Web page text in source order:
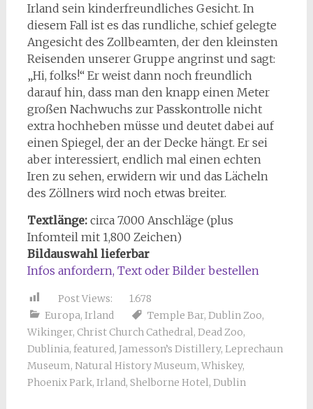
Irland sein kinderfreundliches Gesicht. In
diesem Fall ist es das rundliche, schief gelegte
Angesicht des Zollbeamten, der den kleinsten
Reisenden unserer Gruppe angrinst und sagt:
„Hi, folks!“ Er weist dann noch freundlich
darauf hin, dass man den knapp einen Meter
großen Nachwuchs zur Passkontrolle nicht
extra hochheben müsse und deutet dabei auf
einen Spiegel, der an der Decke hängt. Er sei
aber interessiert, endlich mal einen echten
Iren zu sehen, erwidern wir und das Lächeln
des Zöllners wird noch etwas breiter.
Textlänge:circa 7.000 Anschläge (plus
Infomteil mit 1,800 Zeichen)
Bildauswahl lieferbar
Infos anfordern, Text oder Bilder bestellen
Post Views:
1.678
Europa, Irland Temple Bar, Dublin Zoo,
Wikinger, Christ Church Cathedral, Dead Zoo,
Dublinia, featured, Jamesson’s Distillery, Leprechaun
Museum, Natural History Museum, Whiskey,
Phoenix Park, Irland, Shelborne Hotel, Dublin